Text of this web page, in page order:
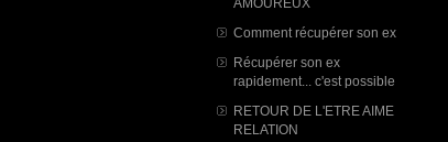
Comment récupérer son ex
Récupérer son ex
rapidement... c'est possible
RETOUR DE L'ETRE AIME
RELATION